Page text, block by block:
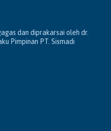
dan diprakarsai oleh dr.
Pimpinan PT. Sismadi